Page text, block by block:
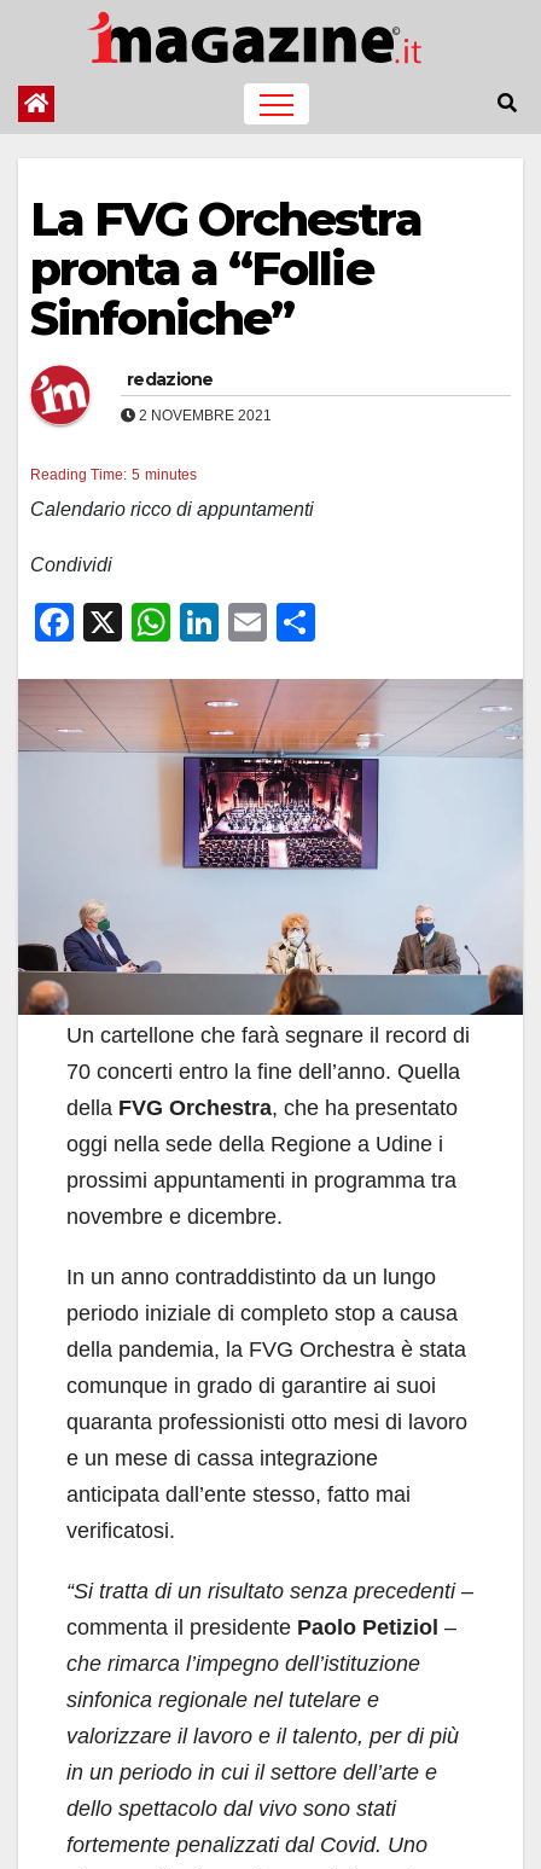
contenuto
La FVG Orchestra
pronta a “Follie
Sinfoniche”
redazione
2 NOVEMBRE 2021
Reading Time: 5 minutes
Calendario ricco di appuntamenti
Condividi
F
c
e
k
X
W
at
s
A
p
p
Li
k
e
dI
n
E
ail
di
vi
di
Un cartellone che farà segnare il record di
70 concerti entro la fine dell’anno. Quella
della FVG Orchestra, che ha presentato
oggi nella sede della Regione a Udine i
prossimi appuntamenti in programma tra
novembre e dicembre.
In un anno contraddistinto da un lungo
periodo iniziale di completo stop a causa
della pandemia, la FVG Orchestra è stata
comunque in grado di garantire ai suoi
quaranta professionisti otto mesi di lavoro
e un mese di cassa integrazione
anticipata dall’ente stesso, fatto mai
verificatosi.
“Si tratta di un risultato senza precedenti–
commenta il presidente Paolo Petiziol –
che rimarca l’impegno dell’istituzione
sinfonica regionale nel tutelare e
valorizzare il lavoro e il talento, per di più
in un periodo in cui il settore dell’arte e
dello spettacolo dal vivo sono stati
fortemente penalizzati dal Covid. Uno